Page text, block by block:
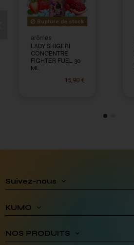
Rupture de stock
arômes
LADY SHIGERI
CONCENTRE
FIGHTER FUEL 30
ML
15,90 €
Suivez-nous
KUMO
NOS PRODUITS